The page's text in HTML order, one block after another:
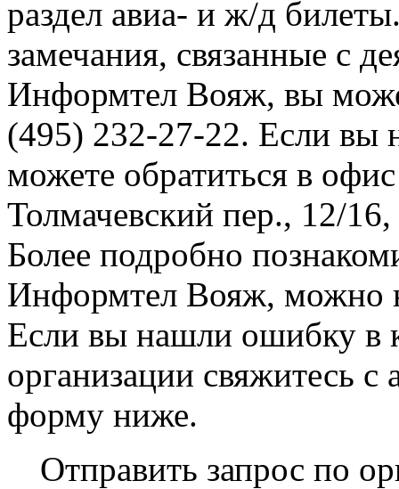
раздел авиа- и ж/д
замечания, связанные с
Информтел Вояж, вы
(495) 232-27-22. Если вы
можете обратиться в
Толмачевский пер., 12/
Более подробно
Информтел Вояж, можно
Если вы нашли ошибку в
организации свяжитесь
форму ниже.
Отправить запрос по